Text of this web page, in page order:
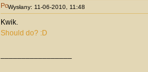
Wysłany: 11-06-2010, 11:48
Kwik.
Should do? :D